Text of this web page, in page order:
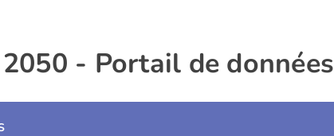
- Portail de données